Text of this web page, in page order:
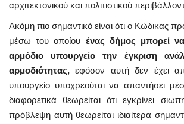
αρχιτεκτονικού και πολιτιστικού
Ακόμη πιο σημαντικό είναι ότι ο Κώδικας
μέσω του οποίου ένας δήμος μπορεί
αρμόδιο υπουργείο την έγκριση
αρμοδιότητας,εφόσον αυτή δεν έχει
υπουργείο υποχρεούται να απαντήσει
διαφορετικά θεωρείται ότι εγκρίνει
πρόβλεψη αυτή θεωρείται ιδιαίτερα